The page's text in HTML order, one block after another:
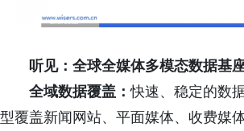
听见：全球全媒体多模态数据基
全域数据覆盖：快速、稳定的数
型覆盖新闻网站、平面媒体、收费媒